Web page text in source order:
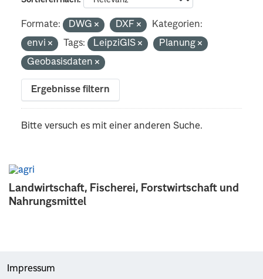
Landwirtschaft, Fischerei, Forstwirtschaft und
Nahrungsmittel
Formate: DWG DXF
Kategorien:
envi
Tags: LeipziGIS
Planung
Geobasisdaten
Ergebnisse filtern
Bitte versuch es mit einer anderen Suche.
Impressum